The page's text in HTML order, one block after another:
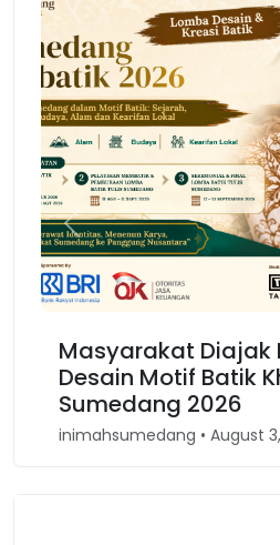
Diajak Ikuti Lomba
Motif Batik Khas
2026
• August 3, 2026
Previous